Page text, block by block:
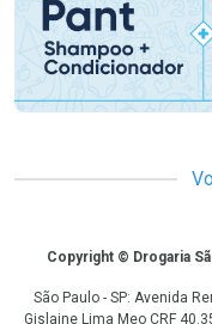
CopyrightCopyright © Drogaria
São Paulo - SP: Avenida
Gislaine Lima Meo CRF